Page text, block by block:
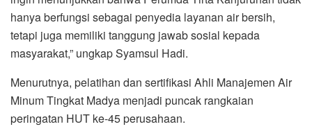
hanya berfungsi sebagai penyedia layanan air bersih,
tetapi juga memiliki tanggung jawab sosial kepada
masyarakat,” ungkap Syamsul Hadi.
Menurutnya, pelatihan dan sertifikasi Ahli Manajemen Air
Minum Tingkat Madya menjadi puncak rangkaian
peringatan HUT ke-45 perusahaan.